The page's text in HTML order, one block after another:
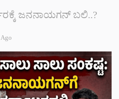
ಜನನಾಯಗನ್‌ ಬಲಿ..?